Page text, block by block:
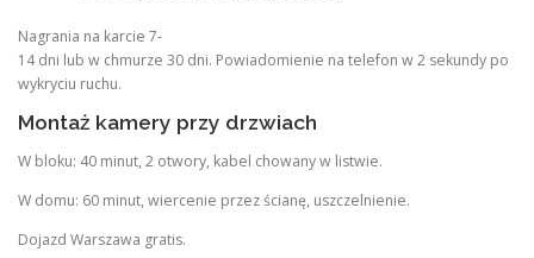
Nagrania na karcie 7-
14 dni lub w chmurze 30 dni. Powiadomienie na telefon w 2 sekundy po
wykryciu ruchu.
Montaż kamery przy drzwiach
W bloku: 40 minut, 2 otwory, kabel chowany w listwie.
W domu: 60 minut, wiercenie przez ścianę, uszczelnienie.
Dojazd Warszawa gratis.